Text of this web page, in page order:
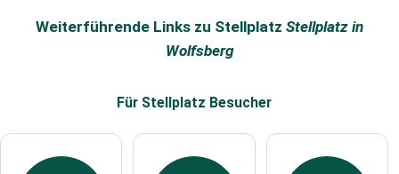
Weiterführende Links zu Stellplatz Stellplatz in
Wolfsberg
Für Stellplatz Besucher